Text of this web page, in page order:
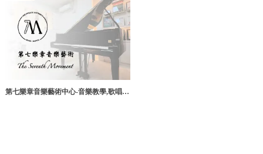
第七樂章音樂藝術中心-音樂教學,歌唱教